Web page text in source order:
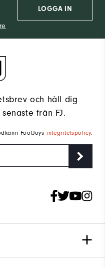
LOGGA IN
och håll dig
från FJ.
FootJoysintegritetspolicy.